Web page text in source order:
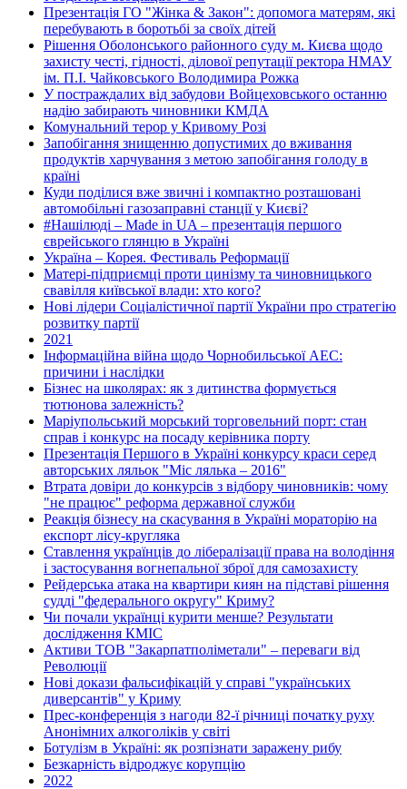
Презентація ГО "Жінка & Закон": допомога матерям, які
перебувають в боротьбі за своїх дітей
Рішення Оболонського районного суду м. Києва щодо
захисту честі, гідності, ділової репутації ректора НМАУ
ім. П.І. Чайковського Володимира Рожка
У постраждалих від забудови Войцеховського останню
надію забирають чиновники КМДА
Комунальний терор у Кривому Розі
Запобігання знищенню допустимих до вживання
продуктів харчування з метою запобігання голоду в
країні
Куди поділися вже звичні і компактно розташовані
автомобільні газозаправні станції у Києві?
#Нашілюді – Made in UA – презентація першого
єврейського глянцю в Україні
Україна – Корея. Фестиваль Реформації
Матері-підприємці проти цинізму та чиновницького
свавілля київської влади: хто кого?
Нові лідери Соціалістичної партії України про стратегію
розвитку партії
2021
Інформаційна війна щодо Чорнобильської АЕС:
причини і наслідки
Бізнес на школярах: як з дитинства формується
тютюнова залежність?
Маріупольський морський торговельний порт: стан
справ і конкурс на посаду керівника порту
Презентація Першого в Україні конкурсу краси серед
авторських ляльок "Міс лялька – 2016"
Втрата довіри до конкурсів з відбору чиновників: чому
"не працює" реформа державної служби
Реакція бізнесу на скасування в Україні мораторію на
експорт лісу-кругляка
Ставлення українців до лібералізації права на володіння
і застосування вогнепальної зброї для самозахисту
Рейдерська атака на квартири киян на підставі рішення
судді "федерального округу" Криму?
Чи почали українці курити менше? Результати
дослідження КМІС
Активи ТОВ "Закарпатполіметали" – переваги від
Революції
Нові докази фальсифікацій у справі "українських
диверсантів" у Криму
Прес-конференція з нагоди 82-ї річниці початку руху
Анонімних алкоголіків у світі
Ботулізм в Україні: як розпізнати заражену рибу
Безкарність відроджує корупцію
2022